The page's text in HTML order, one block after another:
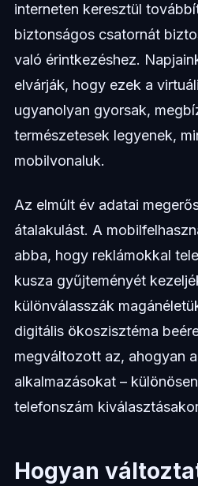
interneten keresztül
biztonságos csatornát
való érintkezéshez.
elvárják, hogy ezek a
ugyanolyan gyorsak,
természetesek legyenek,
mobilvonaluk.
Az elmúlt év adatai
átalakulást. A
abba, hogy reklámokkal
kusza gyűjteményét
különválasszák
digitális ökoszisztéma
megváltozott az, ahogyan
alkalmazásokat –
telefonszám
Hogyan